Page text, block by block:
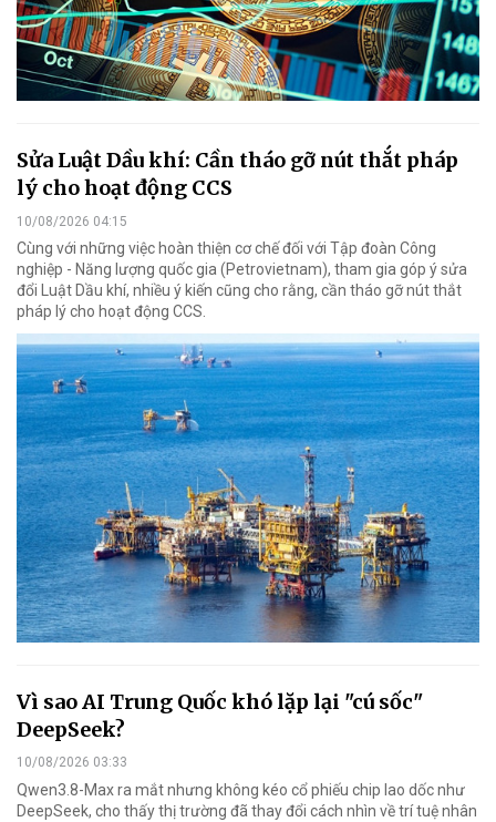
Sửa Luật Dầu khí: Cần tháo gỡ nút thắt pháp
lý cho hoạt động CCS
10/08/2026 04:15
Cùng với những việc hoàn thiện cơ chế đối với Tập đoàn Công
nghiệp - Năng lượng quốc gia (Petrovietnam), tham gia góp ý sửa
đổi Luật Dầu khí, nhiều ý kiến cũng cho rằng, cần tháo gỡ nút thắt
pháp lý cho hoạt động CCS.
Vì sao AI Trung Quốc khó lặp lại "cú sốc"
DeepSeek?
10/08/2026 03:33
Qwen3.8-Max ra mắt nhưng không kéo cổ phiếu chip lao dốc như
DeepSeek, cho thấy thị trường đã thay đổi cách nhìn về trí tuệ nhân